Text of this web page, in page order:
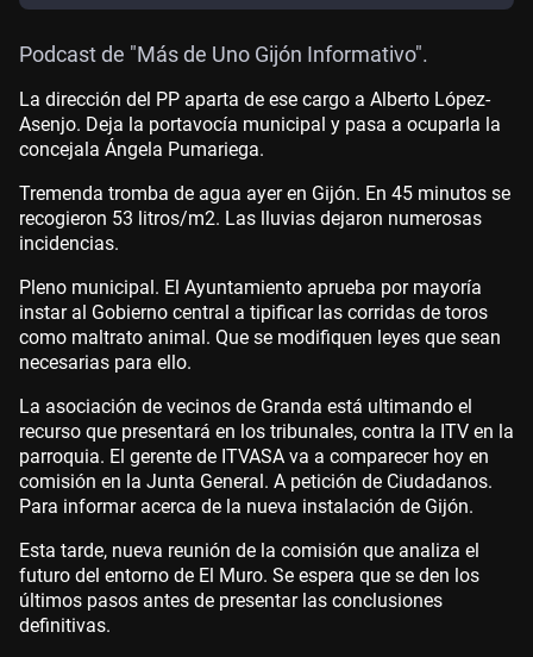
Podcast de "Más de Uno Gijón Informativo".
La dirección del PP aparta de ese cargo a Alberto López-
Asenjo. Deja la portavocía municipal y pasa a ocuparla la
concejala Ángela Pumariega.
Tremenda tromba de agua ayer en Gijón. En 45 minutos se
recogieron 53 litros/m2. Las lluvias dejaron numerosas
incidencias.
Pleno municipal. El Ayuntamiento aprueba por mayoría
instar al Gobierno central a tipificar las corridas de toros
como maltrato animal. Que se modifiquen leyes que sean
necesarias para ello.
La asociación de vecinos de Granda está ultimando el
recurso que presentará en los tribunales, contra la ITV en la
parroquia. El gerente de ITVASA va a comparecer hoy en
comisión en la Junta General. A petición de Ciudadanos.
Para informar acerca de la nueva instalación de Gijón.
Esta tarde, nueva reunión de la comisión que analiza el
futuro del entorno de El Muro. Se espera que se den los
últimos pasos antes de presentar las conclusiones
definitivas.